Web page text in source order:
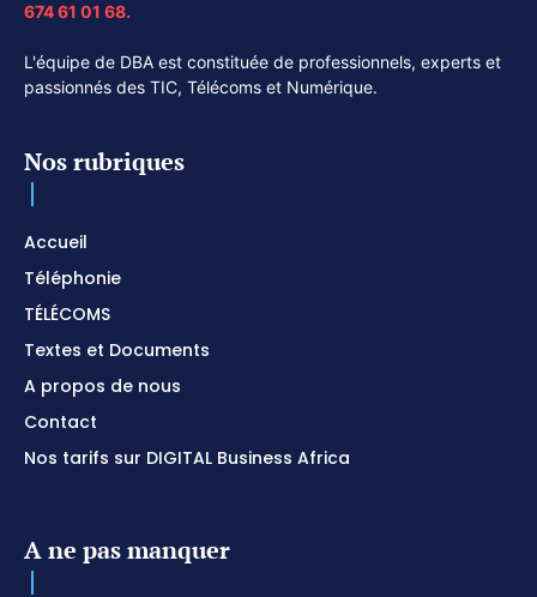
674 61 01 68.
L'équipe de DBA est constituée de professionnels, experts et
passionnés des TIC, Télécoms et Numérique.
Nos rubriques
Accueil
Téléphonie
TÉLÉCOMS
Textes et Documents
A propos de nous
Contact
Nos tarifs sur DIGITAL Business Africa
A ne pas manquer